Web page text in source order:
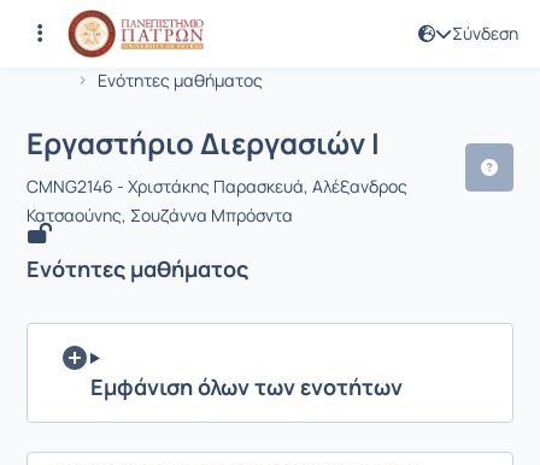
Σύνδεση
Αρχική Σελίδα
Ενότητες μαθήματος
Μάθημα : Εργαστήριο Διεργασιών I
Κωδικός : CMNG2146
Εργαστήριο Διεργασιών I
CMNG2146 - Χριστάκης Παρασκευά, Αλέξανδρος
Κατσαούνης, Σουζάννα Μπρόσντα
Ενότητες μαθήματος
Εμφάνιση όλων των ενοτήτων